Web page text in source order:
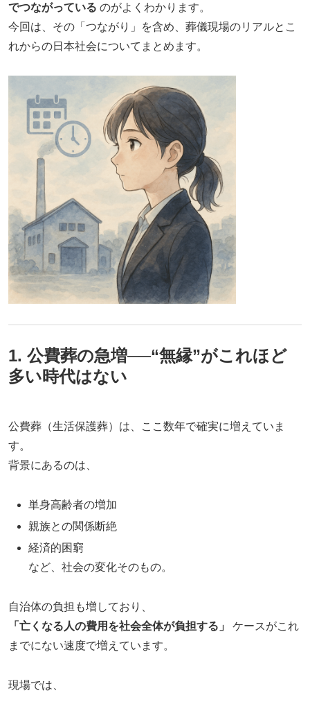
でつながっている のがよくわかります。
今回は、その「つながり」を含め、葬儀現場のリアルとこ
れからの日本社会についてまとめます。
1. 公費葬の急増──“無縁”がこれほど
多い時代はない
公費葬（生活保護葬）は、ここ数年で確実に増えていま
す。
背景にあるのは、
単身高齢者の増加
親族との関係断絶
経済的困窮
など、社会の変化そのもの。
自治体の負担も増しており、
「亡くなる人の費用を社会全体が負担する」
ケースがこれ
までにない速度で増えています。
現場では、